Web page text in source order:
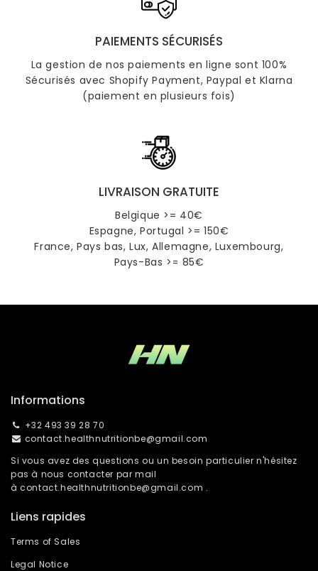
PAIEMENTS SÉCURISÉS
La gestion de nos paiements en ligne sont 100%
Sécurisés avec Shopify Payment, Paypal et Klarna
(paiement en plusieurs fois)
LIVRAISON GRATUITE
Belgique >= 40€
Espagne, Portugal >= 150€
France, Pays bas, Lux, Allemagne, Luxembourg,
Pays-Bas >= 85€
Informations
+32 493 39 28 70
contact.healthnutritionbe@gmail.com
Si vous avez des questions ou un besoin particulier n'hésitez
pas à nous contacter par mail
àcontact.healthnutritionbe@gmail.com .
Liens rapides
Terms of Sales
Legal Notice